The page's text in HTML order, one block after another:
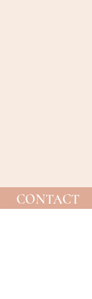
CONTACT